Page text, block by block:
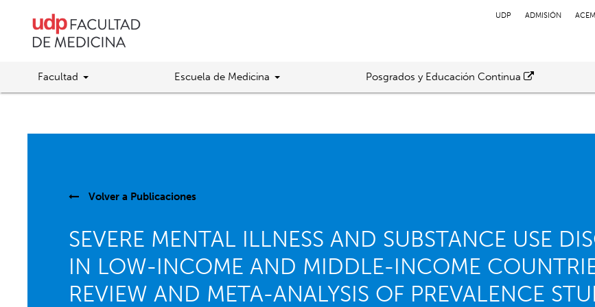
UDP ADMISIÓN ACEM
Facultad Escuela de Medicina Posgrados y Educación Continua
Volver a Publicaciones
SEVERE MENTAL ILLNESS AND SUBSTANCE USE
IN LOW-INCOME AND MIDDLE-INCOME
REVIEW AND META-ANALYSIS OF PREVALENCE